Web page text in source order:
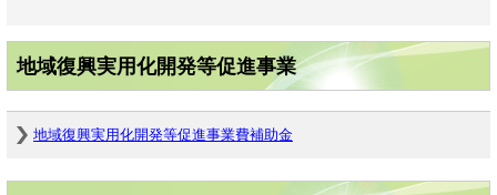
地域復興実用化開発等促進事業
地域復興実用化開発等促進事業費補助金